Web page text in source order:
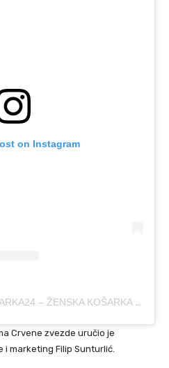
on Instagram
A POST SHARED BY KOSARKA24 – ŽENSKA KOŠARKA (@KOSARKA24SRBIJA)
Crvene zvezde uručio je
i marketing Filip Sunturlić.